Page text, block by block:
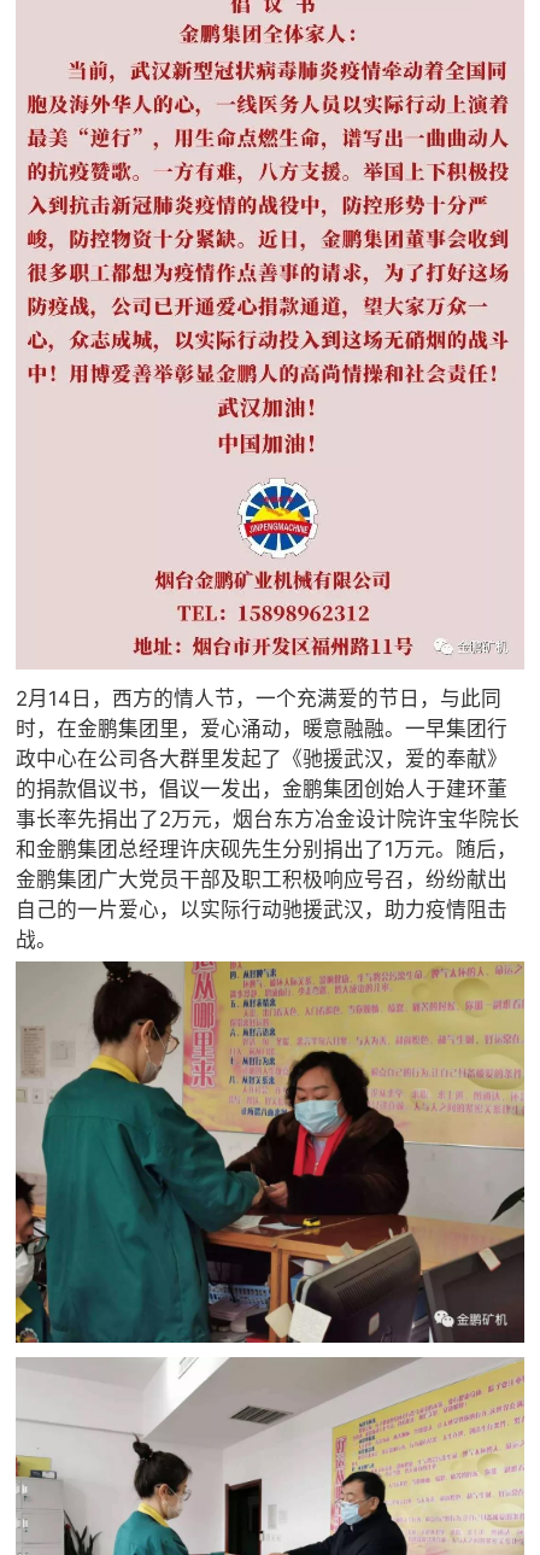
2月14日，西方的情人节，一个充满爱的节日，与此同
时，在金鹏集团里，爱心涌动，暖意融融。一早集团行
政中心在公司各大群里发起了《驰援武汉，爱的奉献》
的捐款倡议书，倡议一发出，金鹏集团创始人于建环董
事长率先捐出了2万元，烟台东方冶金设计院许宝华院长
和金鹏集团总经理许庆砚先生分别捐出了1万元。随后，
金鹏集团广大党员干部及职工积极响应号召，纷纷献出
自己的一片爱心，以实际行动驰援武汉，助力疫情阻击
战。